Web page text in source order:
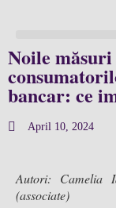
Noile
bancar: ce
April 10, 2024
Autori: Camelia
(associate)